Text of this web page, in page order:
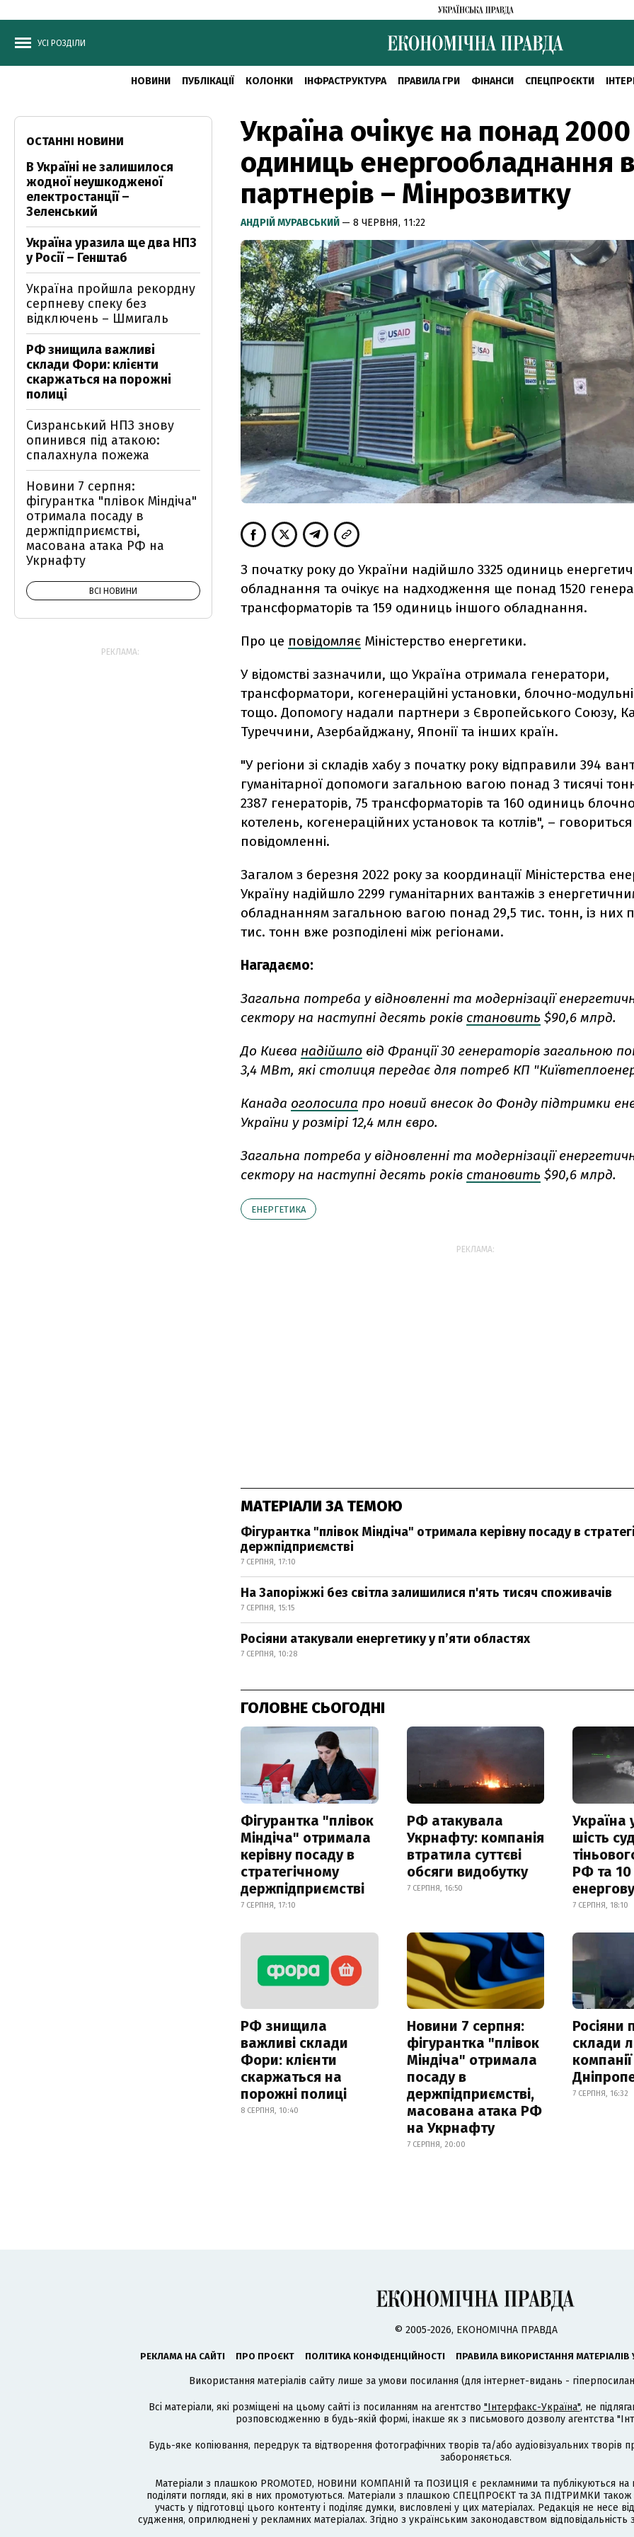
УСІ РОЗДІЛИ
НОВИНИ ПУБЛІКАЦІЇ КОЛОНКИ ІНФРАСТРУКТУРА ПРАВИЛА ГРИ ФІНАНСИ СПЕЦПРОЄКТИ
Україна очікує на понад 2000
одиниць енергообладнання
партнерів – Мінрозвитку
АНДРІЙ МУРАВСЬКИЙ — 8 ЧЕРВНЯ, 11:22
З початку року до України надійшло 3325 одиниць
обладнання та очікує на надходження ще понад 1520
трансформаторів та 159 одиниць іншого обладнання.
Про це повідомляє Міністерство енергетики.
У відомстві зазначили, що Україна отримала генератори,
трансформатори, когенераційні установки, блочно-модульні
тощо. Допомогу надали партнери з Європейського Союзу,
Туреччини, Азербайджану, Японії та інших країн.
"У регіони зі складів хабу з початку року відправили 394
гуманітарної допомоги загальною вагою понад 3 тисячі
2387 генераторів, 75 трансформаторів та 160 одиниць
котелень, когенераційних установок та котлів", –
повідомленні.
Загалом з березня 2022 року за координації Міністерства
Україну надійшло 2299 гуманітарних вантажів з
обладнанням загальною вагою понад 29,5 тис. тонн, із них
тис. тонн вже розподілені між регіонами.
Нагадаємо:
Загальна потреба у відновленні та модернізації
сектору на наступні десять років становить $90,6 млрд.
До Києва надійшло від Франції 30 генераторів загальною
3,4 МВт, які столиця передає для потреб КП
Канада оголосила про новий внесок до Фонду підтримки
України у розмірі 12,4 млн євро.
Загальна потреба у відновленні та модернізації
сектору на наступні десять років становить $90,6 млрд.
ЕНЕРГЕТИКА
РЕКЛАМА:
МАТЕРІАЛИ ЗА ТЕМОЮ
Фігурантка "плівок Міндіча" отримала керівну посаду в
держпідприємстві
7 СЕРПНЯ, 17:10
На Запоріжжі без світла залишилися п'ять тисяч споживачів
7 СЕРПНЯ, 15:15
Росіяни атакували енергетику у пʼяти областях
7 СЕРПНЯ, 10:28
ГОЛОВНЕ СЬОГОДНІ
Фігурантка "плівок
Міндіча" отримала
керівну посаду в
стратегічному
держпідприємстві
7 СЕРПНЯ, 17:10
РФ атакувала
Укрнафту: компанія
втратила суттєві
обсяги видобутку
7 СЕРПНЯ, 16:50
Україна
шість
РФ та 10
7 СЕРПНЯ, 18:10
РФ знищила
важливі склади
Фори: клієнти
скаржаться на
порожні полиці
8 СЕРПНЯ, 10:40
Новини 7 серпня:
фігурантка "плівок
Міндіча" отримала
посаду в
держпідприємстві,
масована атака РФ
на Укрнафту
7 СЕРПНЯ, 20:00
Росіяни
склади
7 СЕРПНЯ, 16:32
ОСТАННІ НОВИНИ
В Україні не залишилося
жодної неушкодженої
електростанції –
Зеленський
Україна уразила ще два НПЗ
у Росії – Генштаб
Україна пройшла рекордну
серпневу спеку без
відключень – Шмигаль
РФ знищила важливі
склади Фори: клієнти
скаржаться на порожні
полиці
Сизранський НПЗ знову
опинився під атакою:
спалахнула пожежа
Новини 7 серпня:
фігурантка "плівок Міндіча"
отримала посаду в
держпідприємстві,
масована атака РФ на
Укрнафту
ВСІ НОВИНИ
РЕКЛАМА:
© 2005-2026, ЕКОНОМІЧНА ПРАВДА
РЕКЛАМА НА САЙТІ ПРО ПРОЄКТ ПОЛІТИКА КОНФІДЕНЦІЙНОСТІ ПРАВИЛА ВИКОРИСТАННЯ МАТЕРІАЛІВ
Використання матеріалів сайту лише за умови посилання (для інтернет-видань -
Всі матеріали, які розміщені на цьому сайті із посиланням на агентство "Інтерфакс-Україна", не
розповсюдженню в будь-якій формі, інакше як з письмового дозволу агентства
Будь-яке копіювання, передрук та відтворення фотографічних творів та/або аудіовізуальних
забороняється.
Матеріали з плашкою PROMOTED, НОВИНИ КОМПАНІЙ та ПОЗИЦІЯ є рекламними та публікуються на
поділяти погляди, які в них промотуються. Матеріали з плашкою СПЕЦПРОЄКТ та ЗА ПІДТРИМКИ
участь у підготовці цього контенту і поділяє думки, висловлені у цих матеріалах. Редакція не несе
судження, оприлюднені у рекламних матеріалах. Згідно з українським законодавством